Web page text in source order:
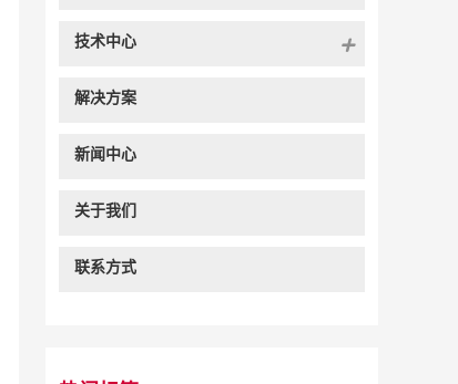
技术中心
解决方案
新闻中心
关于我们
联系方式